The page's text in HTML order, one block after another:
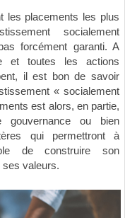
les placements les plus
socialement
forcément garanti. A
et toutes les actions
il est bon de savoir
« socialement
est alors, en partie,
ou bien
qui permettront à
de construire son
ses valeurs.